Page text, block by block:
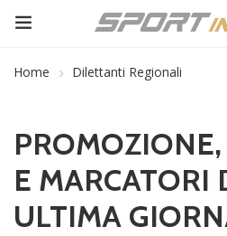
Home Dilettanti Regionali
E MARCATORI
ULTIMA